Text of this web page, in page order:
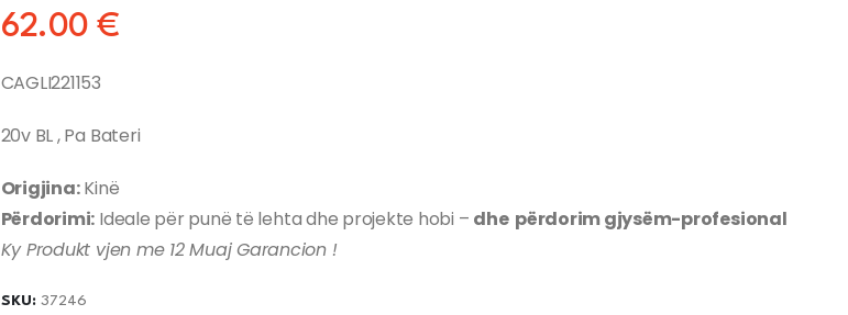
62.00 €
CAGLI221153
20v BL , Pa Bateri
Origjina:Kinë
Përdorimi: Ideale për punë të lehta dhe projekte hobi – dhe përdorim gjysëm-profesional
Ky Produkt vjen me 12 Muaj Garancion !
SKU: 37246